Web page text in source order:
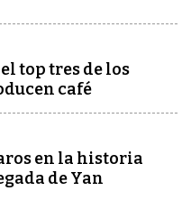
top tres de los
café
en la historia
de Yan